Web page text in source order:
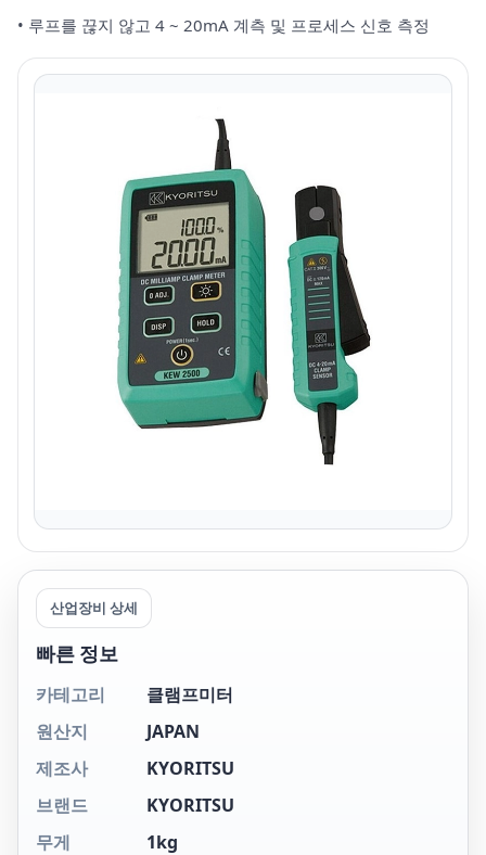
• 루프를 끊지 않고 4 ~ 20mA 계측 및 프로세스 신호 측정
산업장비 상세
빠른 정보
카테고리
클램프미터
원산지
JAPAN
제조사
KYORITSU
브랜드
KYORITSU
무게
1kg